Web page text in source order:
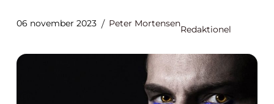
06 november 2023 Peter Mortensen
Redaktionel